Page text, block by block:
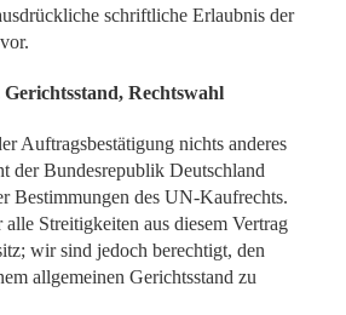
schriftliche Erlaubnis der
Rechtswahl
Auftragsbestätigung nichts anderes
der Bundesrepublik Deutschland
Bestimmungen des UN-Kaufrechts.
Streitigkeiten aus diesem Vertrag
wir sind jedoch berechtigt, den
allgemeinen Gerichtsstand zu